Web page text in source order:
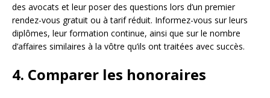
des avocats et leur poser des questions lors d’un premier
rendez-vous gratuit ou à tarif réduit. Informez-vous sur leurs
diplômes, leur formation continue, ainsi que sur le nombre
d’affaires similaires à la vôtre qu’ils ont traitées avec succès.
4. Comparer les honoraires